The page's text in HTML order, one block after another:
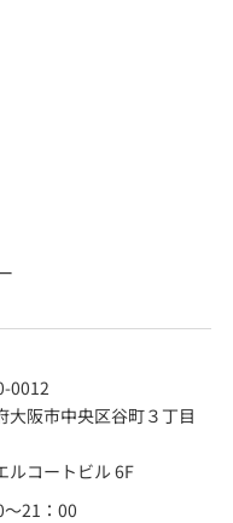
0012
大阪市中央区谷町３丁目
ルコートビル 6F
21：00